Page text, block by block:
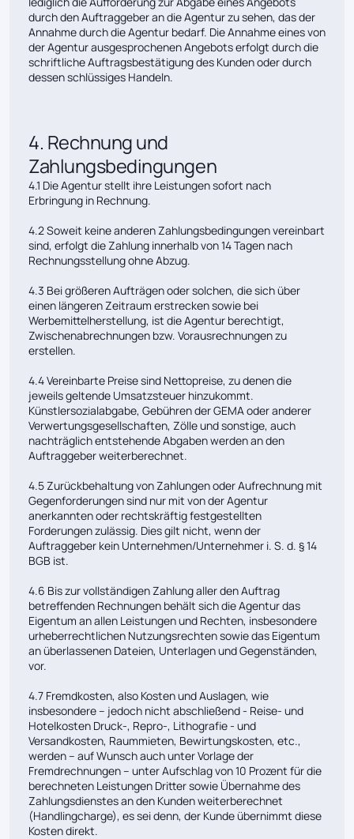
durch den Auftraggeber an die Agentur zu sehen, das der
Annahme durch die Agentur bedarf. Die Annahme eines von
der Agentur ausgesprochenen Angebots erfolgt durch die
schriftliche Auftragsbestätigung des Kunden oder durch
dessen schlüssiges Handeln.
4. Rechnung und
Zahlungsbedingungen
4.1 Die Agentur stellt ihre Leistungen sofort nach
Erbringung in Rechnung.
4.2 Soweit keine anderen Zahlungsbedingungen vereinbart
sind, erfolgt die Zahlung innerhalb von 14 Tagen nach
Rechnungsstellung ohne Abzug.
4.3 Bei größeren Aufträgen oder solchen, die sich über
einen längeren Zeitraum erstrecken sowie bei
Werbemittelherstellung, ist die Agentur berechtigt,
Zwischenabrechnungen bzw. Vorausrechnungen zu
erstellen.
4.4 Vereinbarte Preise sind Nettopreise, zu denen die
jeweils geltende Umsatzsteuer hinzukommt.
Künstlersozialabgabe, Gebühren der GEMA oder anderer
Verwertungsgesellschaften, Zölle und sonstige, auch
nachträglich entstehende Abgaben werden an den
Auftraggeber weiterberechnet.
4.5 Zurückbehaltung von Zahlungen oder Aufrechnung mit
Gegenforderungen sind nur mit von der Agentur
anerkannten oder rechtskräftig festgestellten
Forderungen zulässig. Dies gilt nicht, wenn der
Auftraggeber kein Unternehmen/Unternehmer i. S. d. § 14
BGB ist.
4.6 Bis zur vollständigen Zahlung aller den Auftrag
betreffenden Rechnungen behält sich die Agentur das
Eigentum an allen Leistungen und Rechten, insbesondere
urheberrechtlichen Nutzungsrechten sowie das Eigentum
an überlassenen Dateien, Unterlagen und Gegenständen,
vor.
4.7 Fremdkosten, also Kosten und Auslagen, wie
insbesondere – jedoch nicht abschließend - Reise- und
Hotelkosten Druck-, Repro-, Lithografie - und
Versandkosten, Raummieten, Bewirtungskosten, etc.,
werden – auf Wunsch auch unter Vorlage der
Fremdrechnungen – unter Aufschlag von 10 Prozent für die
berechneten Leistungen Dritter sowie Übernahme des
Zahlungsdienstes an den Kunden weiterberechnet
(Handlingcharge), es sei denn, der Kunde übernimmt diese
Kosten direkt.